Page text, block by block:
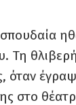
Τη
όταν
στο